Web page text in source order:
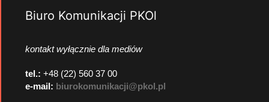
Biuro Komunikacji PKOl
kontakt wyłącznie dla mediów
tel.: +48 (22) 560 37 00
e-mail: biurokomunikacji@pkol.pl